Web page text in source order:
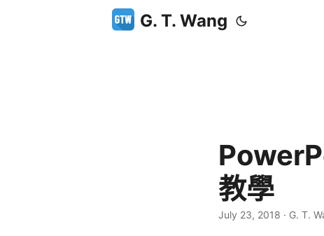
G. T. Wang
教學
July 23, 2018 · G. T.